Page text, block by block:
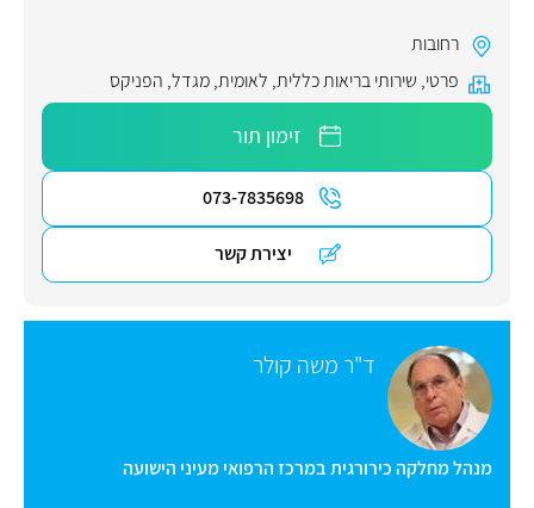
רחובות
פרטי, שירותי בריאות כללית, לאומית,מגדל, הפניקס
זימון תור
073-7835698
יצירת קשר
ד"ר משה קולר
מנהל מחלקה כירורגית במרכז הרפואי מעיני הישועה